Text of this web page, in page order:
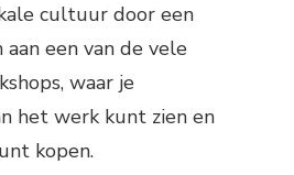
cultuur door een
een van de vele
waar je
het werk kunt zien en
kopen.